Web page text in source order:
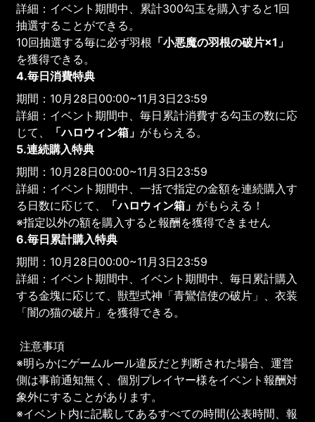
詳細：イベント期間中、累計300勾玉を購入すると1回
抽選することができる。
10回抽選する毎に必ず羽根 「小悪魔の羽根の破片×1」
を獲得できる。
4.毎日消費特典
期間：10月28日00:00~11月3日23:59
詳細：イベント期間中、毎日累計消費する勾玉の数に応
じて、
「ハロウィン箱」 がもらえる。
5.連続購入特典
期間：10月28日00:00~11月3日23:59
詳細：イベント期間中、一括で指定の金額を連続購入す
る日数に応じて、
「ハロウィン箱」 がもらえる！
※指定以外の額を購入すると報酬を獲得できません
6.毎日累計購入特典
期間：10月28日00:00~11月3日23:59
詳細：イベント期間中、イベント期間中、毎日累計購入
する金塊に応じて、獣型式神「青鸞信使の破片」、衣装
「闇の猫の破片」を獲得できる。
注意事項
※明らかにゲームルール違反だと判断された場合、運営
側は事前通知無く、個別プレイヤー様をイベント報酬対
象外にすることがあります。
※イベント内に記載してあるすべての時間(公表時間、報